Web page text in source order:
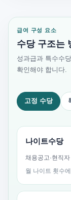
급여 구성 요소
수당 구조는
성과급과 특수수
확인해야 합니다.
고정 수당
나이트수당
채용공고·현직
월 나이트 횟수